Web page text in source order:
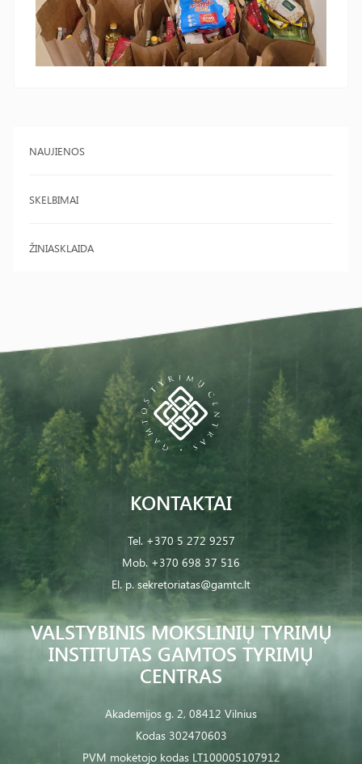
NAUJIENOS
SKELBIMAI
ŽINIASKLAIDA
VALSTYBINIS MOKSLINIŲ TYRIMŲ
INSTITUTAS GAMTOS TYRIMŲ
CENTRAS
Akademijos g. 2, 08412 Vilnius
Kodas 302470603
PVM mokėtojo kodas LT100005107912
KONTAKTAI
Tel. +370 5 272 9257
Mob. +370 698 37 516
El. p. sekretoriatas@gamtc.lt